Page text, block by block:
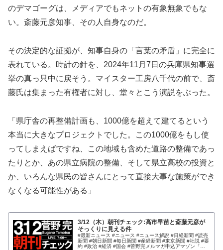
のデマゴーグは、メディアでもネットの有象無象でもな
い。斎藤元彦知事、その人自身なのだ。
その決定的な証拠が、知事自身の「言葉の矛盾」に完全に
表れている。時計の針を、2024年11月7日の兵庫県知事選
挙の真っ只中に戻そう。マイスター工房八千代の前で、斎
藤氏は集まった有権者に対し、堂々とこう演説をぶった。
「県庁舎の再整備計画も、1000億を超えて建てるという
本当に大きなプロジェクトでした。この1000億をもし使
ってしまえばですね、この地域も含めた道路の整備であっ
たりとか、あの県立病院の整備、そして県立高校の投資と
か、いろんな県民の皆さんにとって直接大事な施策ができ
なくなる可能性がある」
3/12（木）朝刊チェック:高市早苗と斎藤元彦が
そっくりに見える件
#最新ニュース #ニュース #ニュース解説 #日経新聞 #読売
新聞 #朝日新聞 #毎日新聞 #産経新聞 #東京新聞 #社説 #要
約 #政治 #経済 #国会 #菅野完メルマガ申込アマゾン「欲